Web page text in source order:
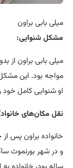
میلی بابی براون
مشکل شنوایی:
میلی بابی براون
مواجه بود. این
او شنوایی کامل
نقل مکان‌های
خانواده براون پس از
و در شهر بورنموث